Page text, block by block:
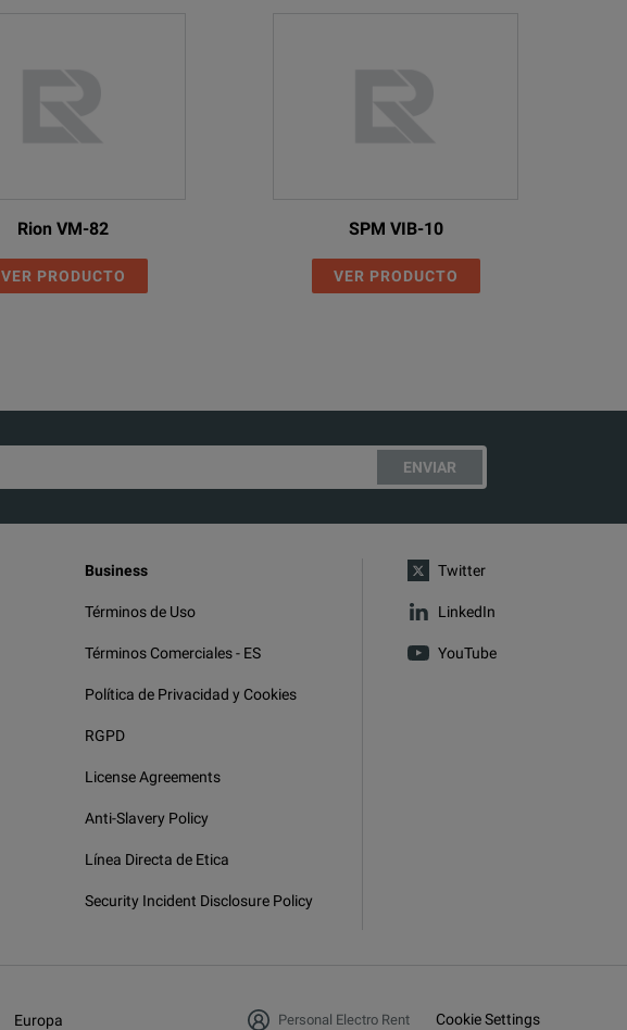
Rion VM-82
VER PRODUCTO
SPM VIB-10
VER PRODUCTO
ENVIAR
Business
Términos de Uso
Términos Comerciales - ES
Política de Privacidad y Cookies
RGPD
License Agreements
Anti-Slavery Policy
Línea Directa de Etica
Security Incident Disclosure Policy
Twitter
LinkedIn
YouTube
Europa Personal Electro Rent Cookie Settings